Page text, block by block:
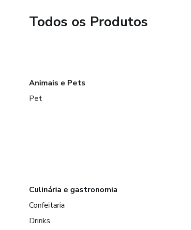
Todos os Produtos
Animais e Pets
Pet
Culinária e gastronomia
Confeitaria
Drinks